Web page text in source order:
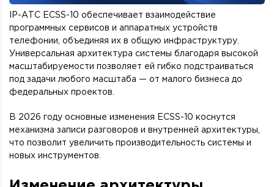
IP-АТС ECSS-10 обеспечивает взаимодействие
программных сервисов и аппаратных устройств
телефонии, объединяя их в общую инфраструктуру.
Универсальная архитектура системы благодаря высокой
масштабируемости позволяет ей гибко подстраиваться
под задачи любого масштаба — от малого бизнеса до
федеральных проектов.
В 2026 году основные изменения ECSS-10 коснутся
механизма записи разговоров и внутренней архитектуры,
что позволит увеличить производительность системы и
новых инструментов.